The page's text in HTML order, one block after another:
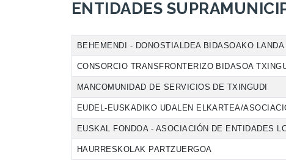
ENTIDADES
BEHEMENDI - DONOSTIALDEA BIDASOAKO
CONSORCIO TRANSFRONTERIZO BIDASOA
MANCOMUNIDAD DE SERVICIOS DE TXINGUDI
EUDEL-EUSKADIKO UDALEN ELKARTEA/
EUSKAL FONDOA - ASOCIACIÓN DE ENTIDADES
HAURRESKOLAK PARTZUERGOA